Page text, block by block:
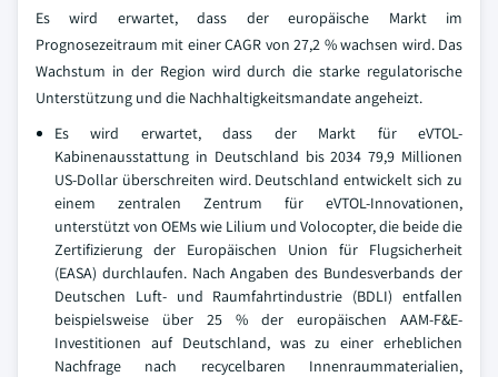
Es wird erwartet, dass der europäische Markt im
Prognosezeitraum mit einer CAGR von 27,2 % wachsen wird. Das
Wachstum in der Region wird durch die starke regulatorische
Unterstützung und die Nachhaltigkeitsmandate angeheizt.
Es wird erwartet, dass der Markt für eVTOL-
Kabinenausstattung in Deutschland bis 2034 79,9 Millionen
US-Dollar überschreiten wird. Deutschland entwickelt sich zu
einem zentralen Zentrum für eVTOL-Innovationen,
unterstützt von OEMs wie Lilium und Volocopter, die beide die
Zertifizierung der Europäischen Union für Flugsicherheit
(EASA) durchlaufen. Nach Angaben des Bundesverbands der
Deutschen Luft- und Raumfahrtindustrie (BDLI) entfallen
beispielsweise über 25 % der europäischen AAM-F&E-
Investitionen auf Deutschland, was zu einer erheblichen
Nachfrage nach recycelbaren Innenraummaterialien,